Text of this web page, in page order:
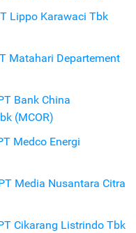
Lippo Karawaci Tbk
Matahari Departement
Bank China
(MCOR)
Medco Energi
Media Nusantara Citra
Cikarang Listrindo Tbk